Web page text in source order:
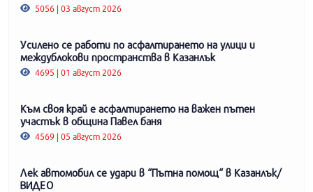
5056 | 03 август 2026
Усилено се работи по асфалтирането на улици и
междублокови пространства в Казанлък
4695 | 01 август 2026
Към своя край е асфалтирането на важен пътен
участък в община Павел баня
4569 | 05 август 2026
Лек автомобил се удари в “Пътна помощ“ в Казанлък/
ВИДЕО